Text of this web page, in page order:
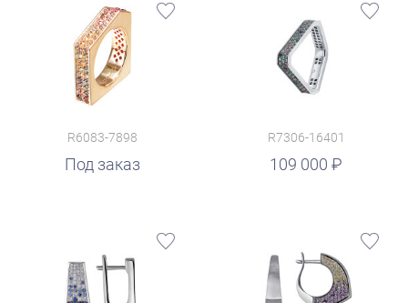
R6083-7898
Под заказ
R7306-16401
109 000
руб.